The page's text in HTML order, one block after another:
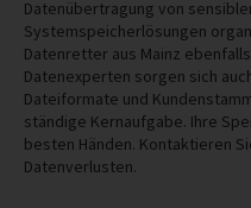
Datenübertragung von
Systemspeicherlösungen
Datenretter aus Mainz
Datenexperten sorgen sich
Dateiformate und
ständige Kernaufgabe. Ihre
besten Händen. Kontaktieren
Datenverlusten.